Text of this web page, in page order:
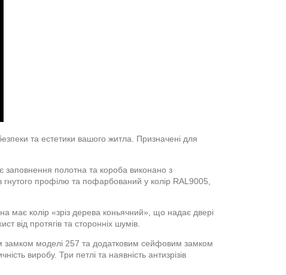
та естетики вашого житла. Призначені для
заповнення полотна та короба виконано з
профілю та пофарбований у колір RAL9005,
має колір «зріз дерева коньячний», що надає двері
від протягів та сторонніх шумів.
замком моделі 257 та додатковим сейфовим замком
виробу. Три петлі та наявність антизрізів